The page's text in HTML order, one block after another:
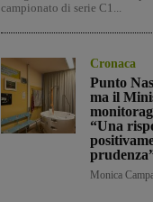
campionato di serie C1...
Cronaca
Punto
ma il
“Una
Monica